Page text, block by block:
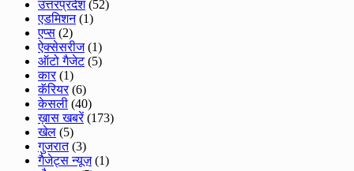
उत्तरप्रदेश(52)
एडमिशन(1)
एप्स (2)
ऐक्सेसरीज(1)
ऑटो गैजेट(5)
कार(1)
कॅरियर(6)
केसली (40)
ख़ास खबरें(173)
खेल (5)
गुजरात(3)
गैजेट्स न्यूज़(1)